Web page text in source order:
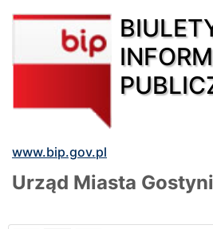
www.bip.gov.pl
Urząd Miasta